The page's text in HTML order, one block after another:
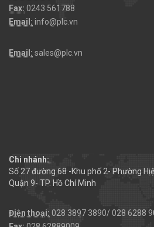
Fax: 0243 561788
Email: info@plc.vn
Email: sales@plc.vn
Chi nhánh:
Số 27 đường 68 -Khu phố 2- Phường
Quận 9- TP. Hồ Chí Minh
Điện thoại: 028 3897 3890/ 028 6288